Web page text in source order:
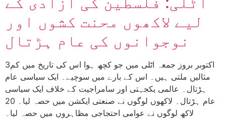
لیے لاکھوں محنت کشوں اور
نوجوانوں کی عام ہڑتال
3اکتوبر بروز جمعہ اٹلی میں جو کچھ ہوا اس کی تاریخ میں کم
مثالیں ملتی ہیں۔ اس کے بارے میں سوچیے۔ ایک سیاسی عام
ہڑتال۔ عالمی یکجہتی اور سامراجیت کے خلاف ایک سیاسی
عام ہڑتال۔ لاکھوں لوگوں نے صنعتی ایکشن میں حصہ لیا۔ 20
لاکھ لوگوں نے عوامی احتجاجی مظاہروں میں حصہ لیا۔